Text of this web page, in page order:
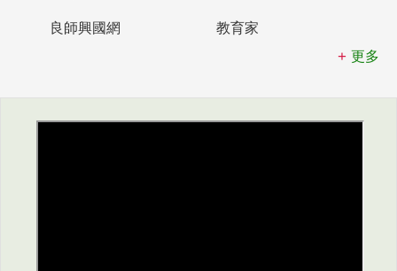
良師興國網
教育家
更多